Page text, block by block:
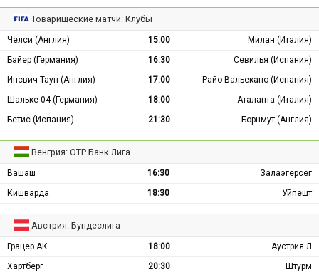
Товарищеские матчи: Клубы
Челси (Англия) 15:00
Милан (Италия)
Байер (Германия)
16:30
Севилья (Испания)
Ипсвич Таун (Англия)
17:00
Райо Вальекано (Испания)
Шальке-04 (Германия)
18:00
Аталанта (Италия)
Бетис (Испания)
21:30 Борнмут (Англия)
Венгрия: ОТР Банк Лига
Вашаш 16:30
Залаэгерсег
Кишварда
18:30 Уйпешт
Австрия: Бундеслига
Грацер АК 18:00
Аустрия Л
Хартберг
20:30 Штурм